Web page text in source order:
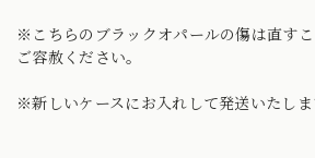
※こちらのブラックオパールの傷は直す
ご容赦ください。
※新しいケースにお入れして発送いたしま